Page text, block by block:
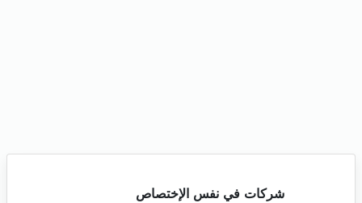
شركات في نفس الإختصاص